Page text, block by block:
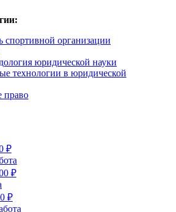
спортивной организации
юридической науки
технологии в юридической
право
₽
₽
₽